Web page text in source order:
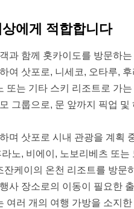
에게 적합합니다
과 함께 홋카이도를 방문하는
여 삿포로, 니세코, 오타루,
또는 기타 스키 리조트로 가
그룹으로, 문 앞까지 픽업
며 삿포로 시내 관광을 계획
노, 비에이, 노보리베츠 또
잔케이의 온천 리조트를 방문
사 장소로의 이동이 필요한
여러 개의 여행 가방을 소지한